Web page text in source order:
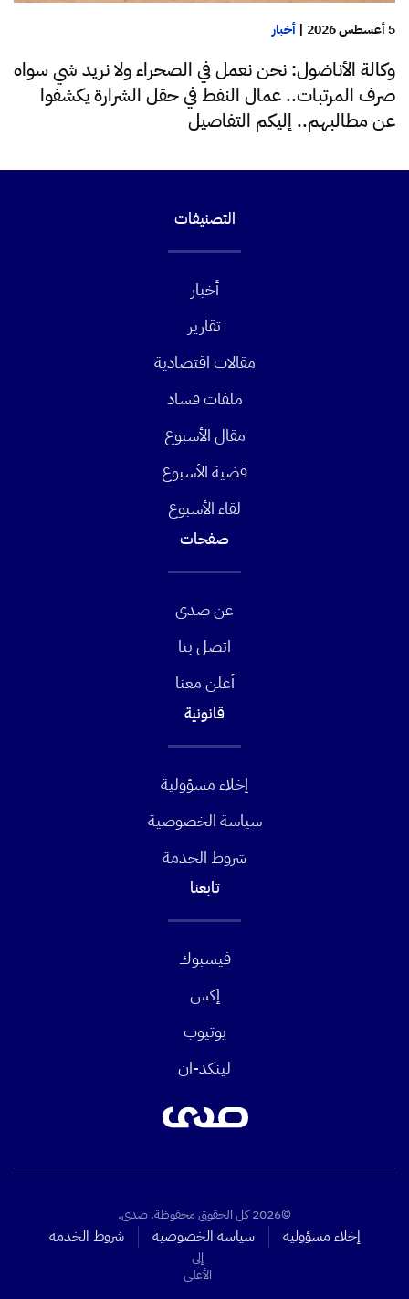
5 أغسطس 2026 | أخبار
وكالة الأناضول: نحن نعمل في الصحراء ولا نريد شي سواه
صرف المرتبات.. عمال النفط في حقل الشرارة يكشفوا
عن مطالبهم.. إليكم التفاصيل
التصنيفات
أخبار
تقارير
مقالات اقتصادية
ملفات فساد
مقال الأسبوع
قضية الأسبوع
لقاء الأسبوع
صفحات
عن صدى
اتصل بنا
أعلن معنا
قانونية
إخلاء مسؤولية
سياسة الخصوصية
شروط الخدمة
تابعنا
فيسبوك
إكس
يوتيوب
لينكد-ان
©2026 كل الحقوق محفوظة. صدى.
إخلاء مسؤولية سياسة الخصوصية شروط الخدمة
إلى
الأعلى